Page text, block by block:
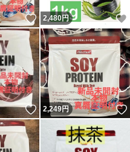
いいね！
2,480円
いいね！
2,249円